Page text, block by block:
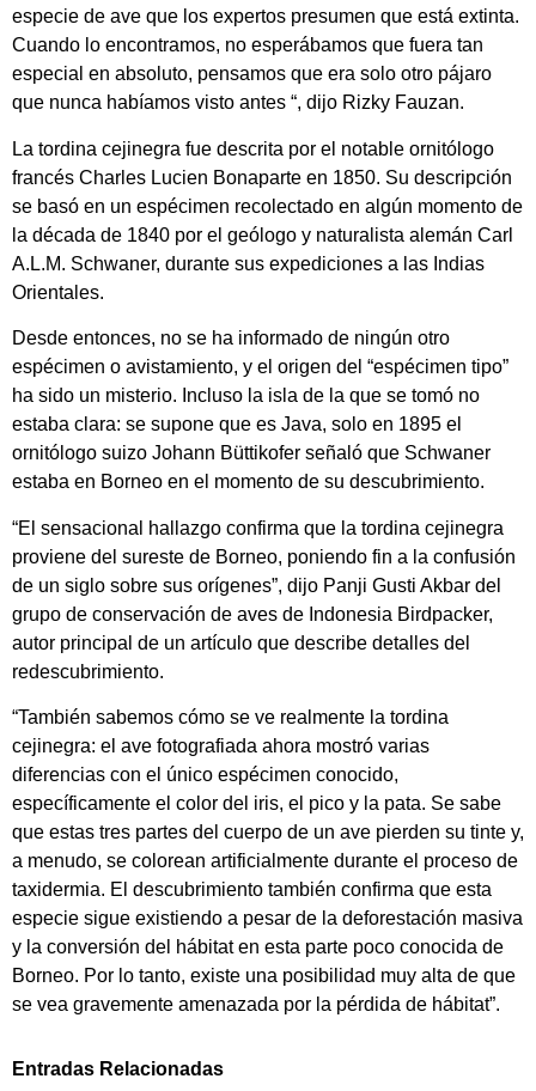
especie de ave que los expertos presumen que está extinta.
Cuando lo encontramos, no esperábamos que fuera tan
especial en absoluto, pensamos que era solo otro pájaro
que nunca habíamos visto antes “, dijo Rizky Fauzan.
La tordina cejinegra fue descrita por el notable ornitólogo
francés Charles Lucien Bonaparte en 1850. Su descripción
se basó en un espécimen recolectado en algún momento de
la década de 1840 por el geólogo y naturalista alemán Carl
A.L.M. Schwaner, durante sus expediciones a las Indias
Orientales.
Desde entonces, no se ha informado de ningún otro
espécimen o avistamiento, y el origen del “espécimen tipo”
ha sido un misterio. Incluso la isla de la que se tomó no
estaba clara: se supone que es Java, solo en 1895 el
ornitólogo suizo Johann Büttikofer señaló que Schwaner
estaba en Borneo en el momento de su descubrimiento.
“El sensacional hallazgo confirma que la tordina cejinegra
proviene del sureste de Borneo, poniendo fin a la confusión
de un siglo sobre sus orígenes”, dijo Panji Gusti Akbar del
grupo de conservación de aves de Indonesia Birdpacker,
autor principal de un artículo que describe detalles del
redescubrimiento.
“También sabemos cómo se ve realmente la tordina
cejinegra: el ave fotografiada ahora mostró varias
diferencias con el único espécimen conocido,
específicamente el color del iris, el pico y la pata. Se sabe
que estas tres partes del cuerpo de un ave pierden su tinte y,
a menudo, se colorean artificialmente durante el proceso de
taxidermia. El descubrimiento también confirma que esta
especie sigue existiendo a pesar de la deforestación masiva
y la conversión del hábitat en esta parte poco conocida de
Borneo. Por lo tanto, existe una posibilidad muy alta de que
se vea gravemente amenazada por la pérdida de hábitat”.
Entradas Relacionadas